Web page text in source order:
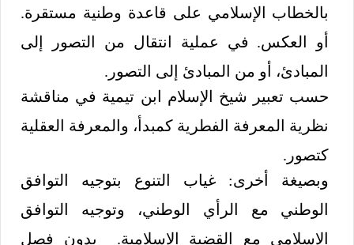
بالخطاب الإسلامي على قاعدة وطنية مستقرة.
أو العكس. في عملية انتقال من التصور إلى
المبادئ، أو من المبادئ إلى التصور.
حسب تعبير شيخ الإسلام ابن تيمية في مناقشة
نظرية المعرفة الفطرية كمبدأ، والمعرفة العقلية
كتصور.
وبصيغة أخرى: غياب التنوع بتوجيه التوافق
الوطني مع الرأي الوطني، وتوجيه التوافق
الإسلامي مع القضية الإسلامية. بدون فصل